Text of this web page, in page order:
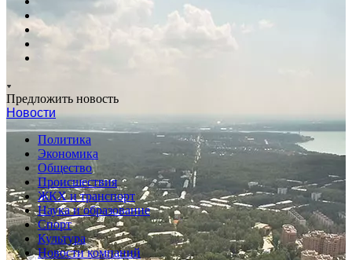
Предложить новость
Новости
Политика
Экономика
Общество
Происшествия
ЖКХ и транспорт
Наука и образование
Спорт
Культура
Новости компаний